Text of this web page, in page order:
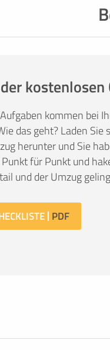
kostenlosen
kommen bei
das geht? Laden Sie
herunter und Sie
für Punkt und
und der Umzug